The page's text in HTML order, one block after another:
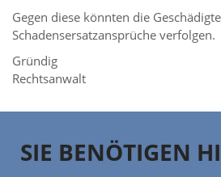
Gegen diese könnten die
Schadensersatzansprüche verfolgen.
Gründig
Rechtsanwalt
SIE BENÖTIGEN